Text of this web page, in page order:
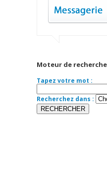
Moteur de recherche
Tapez votre mot :
Recherchez dans :